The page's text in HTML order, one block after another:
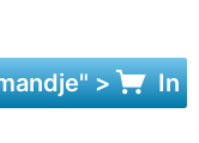
" > In